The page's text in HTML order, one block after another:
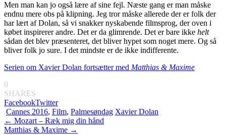
Men man kan jo også lære af sine fejl. Næste gang er man måske
endnu mere obs på klipning. Jeg tror måske allerede der er folk der
har lært af Dolan, så vi snakker nyskabende filmsprog, der oven i
købet inspirerer andre. Det er da glimrende. Det er bare ikke helt
sådan det blev præsenteret, det bliver hypet som noget mere. Og så
bliver folk jo sure. I det mindste er de ikke indifferente.
Serien om Xavier Dolan fortsætter med Matthias & Maxime
0
SHARES
FacebookTwitter
Cannes 2016, Film, Palmesøndag Xavier Dolan
Indlægsnavigation
← Mozart – Ræk mig din hånd
Matthias & Maxime →